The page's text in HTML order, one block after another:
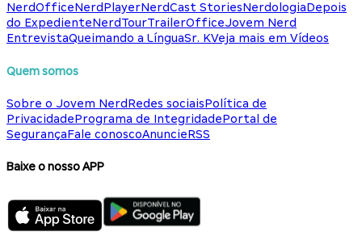
NerdOfficeNerdPlayerNerdCast StoriesNerdologiaDepois
do ExpedienteNerdTourTrailerOfficeJovem Nerd
EntrevistaQueimando a LínguaSr. KVeja mais em Vídeos
Quem somos
Sobre o Jovem NerdRedes sociaisPolítica de
PrivacidadePrograma de IntegridadePortal de
SegurançaFale conoscoAnuncieRSS
Baixe o nosso APP